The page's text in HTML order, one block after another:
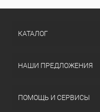
КАТАЛОГ
НАШИ ПРЕДЛОЖЕНИЯ
ПОМОЩЬ И СЕРВИСЫ